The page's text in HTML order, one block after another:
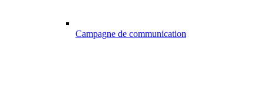
Campagne de communication